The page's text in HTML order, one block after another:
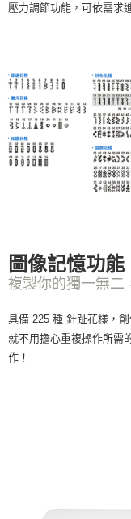
壓力調節功能，可依需求
圖像記憶功能
複製你的獨一無二
具備 225 種 針趾花樣，
就不用擔心重複操作所需
作！